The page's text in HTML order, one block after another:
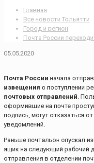
Главная
Все новости Тольятти
Город и регион
Почта России
05.05.2020
Почта России начала
извещения о поступлении
почтовых отправлений.
оформившие на почте
подпись, могут отказаться
уведомлений.
Раньше почтальон опускал
ящик на следующий рабочий
отправления в отделении